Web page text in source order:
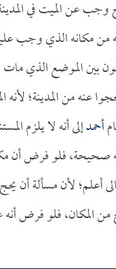
وجب عن الميت في
من مكانه الذي وجب
الموضع الذي مات
عنه من المدينة؛
أحمدإلى أنه لا يلزم
صحيحة، فلو فرض أن
أعلم؛ لأن مسألة
من المكان، فلو